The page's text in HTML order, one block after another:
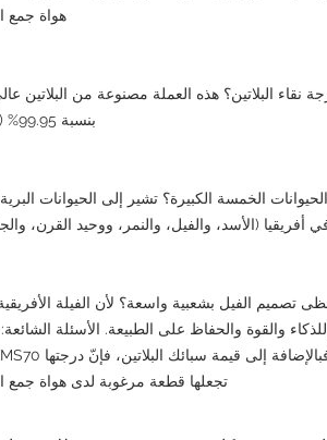
هواة جمع
نقاء البلاتين؟ هذه العملة مصنوعة من البلاتين
بنسبة 99.95% (999.5).
الخمسة الكبيرة؟ تشير إلى الحيوانات البرية
في أفريقيا (الأسد، والفيل، والنمر، ووحيد القرن،
تصميم الفيل بشعبية واسعة؟ لأن الفيلة
والقوة والحفاظ على الطبيعة. الأسئلة
تجعلها قطعة مرغوبة لدى هواة جمع